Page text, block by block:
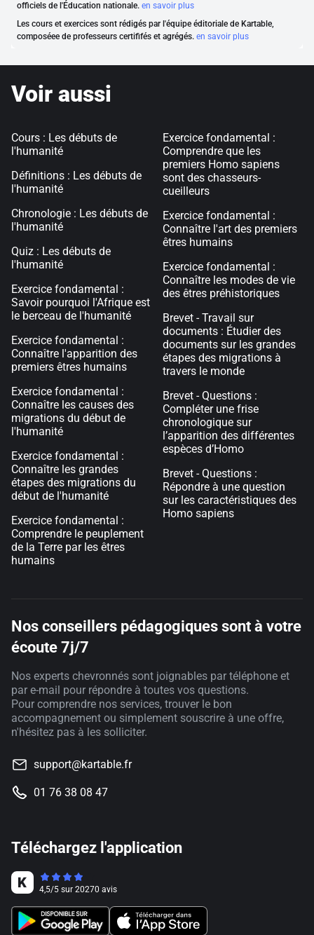
officiels de l'Éducation nationale. en savoir plus
Les cours et exercices sont rédigés par l'équipe éditoriale de Kartable,
composéee de professeurs certififés et agrégés. en savoir plus
Voir aussi
Cours : Les débuts de
l'humanité
Définitions : Les débuts de
l'humanité
Chronologie : Les débuts de
l'humanité
Quiz : Les débuts de
l'humanité
Exercice fondamental :
Savoir pourquoi l'Afrique est
le berceau de l'humanité
Exercice fondamental :
Connaître l'apparition des
premiers êtres humains
Exercice fondamental :
Connaître les causes des
migrations du début de
l'humanité
Exercice fondamental :
Connaître les grandes
étapes des migrations du
début de l'humanité
Exercice fondamental :
Comprendre le peuplement
de la Terre par les êtres
humains
Exercice fondamental :
Comprendre que les
premiers Homo sapiens
sont des chasseurs-
cueilleurs
Exercice fondamental :
Connaître l'art des premiers
êtres humains
Exercice fondamental :
Connaître les modes de vie
des êtres préhistoriques
Brevet - Travail sur
documents : Étudier des
documents sur les grandes
étapes des migrations à
travers le monde
Brevet - Questions :
Compléter une frise
chronologique sur
l’apparition des différentes
espèces d’Homo
Brevet - Questions :
Répondre à une question
sur les caractéristiques des
Homo sapiens
Nos conseillers pédagogiques sont à votre
écoute 7j/7
Nos experts chevronnés sont joignables par téléphone et
par e-mail pour répondre à toutes vos questions.
Pour comprendre nos services, trouver le bon
accompagnement ou simplement souscrire à une offre,
n'hésitez pas à les solliciter.
support@kartable.fr
01 76 38 08 47
Téléchargez l'application
4,5/5 sur 20270 avis